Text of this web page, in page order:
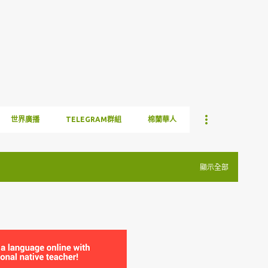
世界廣播 TELEGRAM群組 棉蘭華人
顯示全部